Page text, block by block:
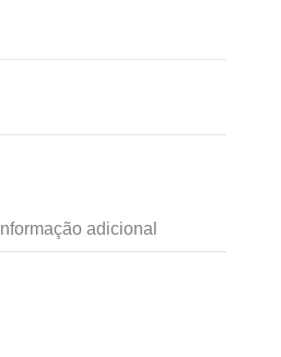
Informação adicional